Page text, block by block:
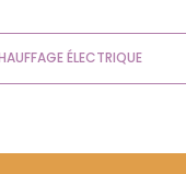
ÉLECTRIQUE